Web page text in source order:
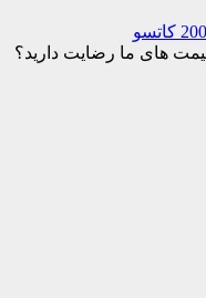
قیمت های ما رضایت دارید؟